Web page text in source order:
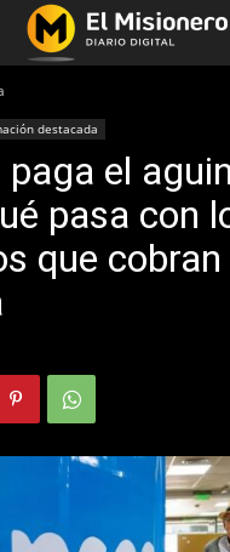
destacada
paga el
pasa con
que cobran